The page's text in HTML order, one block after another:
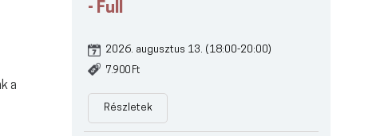
a
- Full
2026. augusztus 13. (18:00-20:00)
7.900 Ft
Részletek